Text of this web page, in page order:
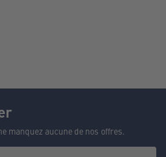
manquez aucune de nos offres.